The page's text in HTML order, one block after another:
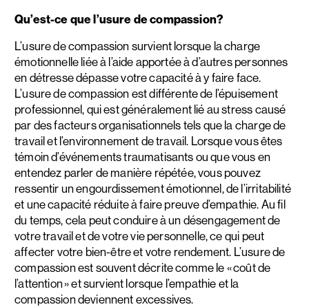
Qu’est-ce que l’usure de compassion?
L’usure de compassion survient lorsque la charge
émotionnelle liée à l’aide apportée à d’autres personnes
en détresse dépasse votre capacité à y faire face.
L’usure de compassion est différente de l’épuisement
professionnel, qui est généralement lié au stress causé
par des facteurs organisationnels tels que la charge de
travail et l’environnement de travail. Lorsque vous êtes
témoin d’événements traumatisants ou que vous en
entendez parler de manière répétée, vous pouvez
ressentir un engourdissement émotionnel, de l’irritabilité
et une capacité réduite à faire preuve d’empathie. Au fil
du temps, cela peut conduire à un désengagement de
votre travail et de votre vie personnelle, ce qui peut
affecter votre bien-être et votre rendement. L’usure de
compassion est souvent décrite comme le « coût de
l’attention » et survient lorsque l’empathie et la
compassion deviennent excessives.